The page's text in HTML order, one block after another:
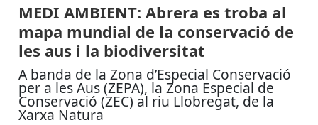
MEDI AMBIENT: Abrera es troba al
mapa mundial de la conservació de
les aus i la biodiversitat
A banda de la Zona d’Especial Conservació
per a les Aus (ZEPA), la Zona Especial de
Conservació (ZEC) al riu Llobregat, de la
Xarxa Natura